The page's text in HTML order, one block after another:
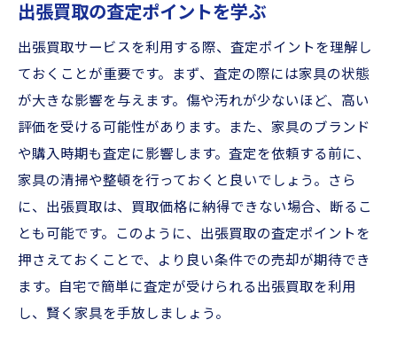
出張買取の査定ポイントを学ぶ
出張買取サービスを利用する際、査定ポイントを理解し
ておくことが重要です。まず、査定の際には家具の状態
が大きな影響を与えます。傷や汚れが少ないほど、高い
評価を受ける可能性があります。また、家具のブランド
や購入時期も査定に影響します。査定を依頼する前に、
家具の清掃や整頓を行っておくと良いでしょう。さら
に、出張買取は、買取価格に納得できない場合、断るこ
とも可能です。このように、出張買取の査定ポイントを
押さえておくことで、より良い条件での売却が期待でき
ます。自宅で簡単に査定が受けられる出張買取を利用
し、賢く家具を手放しましょう。